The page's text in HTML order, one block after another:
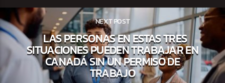
NEXT POST
LAS PERSONAS EN ESTAS TRES
SITUACIONES PUEDEN TRABAJAR EN
CANADÁ SIN UN PERMISO DE
TRABAJO